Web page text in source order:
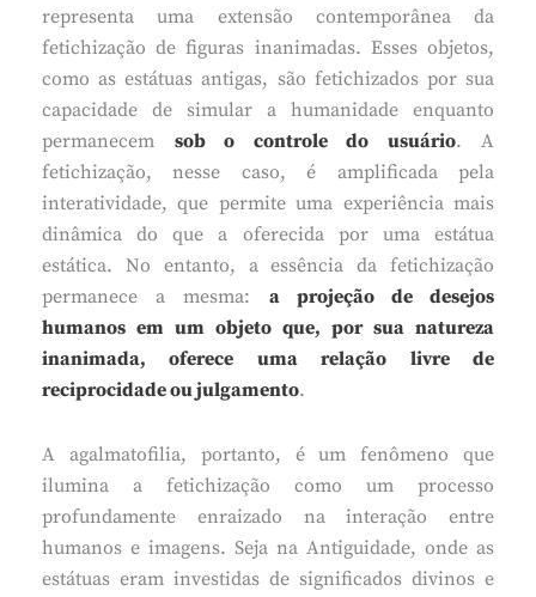
representa uma extensão contemporânea da
fetichização de figuras inanimadas. Esses objetos,
como as estátuas antigas, são fetichizados por sua
capacidade de simular a humanidade enquanto
permanecem sob o controle do usuário. A
fetichização, nesse caso, é amplificada pela
interatividade, que permite uma experiência mais
dinâmica do que a oferecida por uma estátua
estática. No entanto, a essência da fetichização
permanece a mesma: a projeção de desejos
humanos em um objeto que, por sua natureza
inanimada, oferece uma relação livre de
reciprocidade ou julgamento.
A agalmatofilia, portanto, é um fenômeno que
ilumina a fetichização como um processo
profundamente enraizado na interação entre
humanos e imagens. Seja na Antiguidade, onde as
estátuas eram investidas de significados divinos e